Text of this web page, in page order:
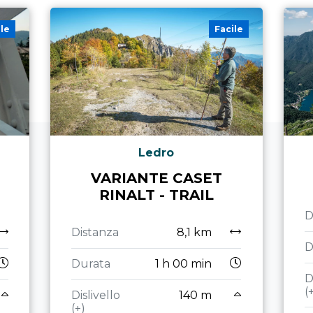
Facile
Ledro
VARIANTE CASET
RINALT - TRAIL
Distanza 8,1 km
Durata 1 h 00 min
Dislivello
(+)
140 m